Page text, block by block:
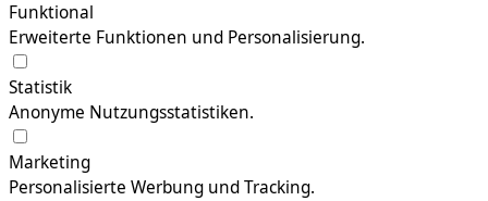
Funktional
Erweiterte Funktionen und Personalisierung.
Statistik
Anonyme Nutzungsstatistiken.
Marketing
Personalisierte Werbung und Tracking.